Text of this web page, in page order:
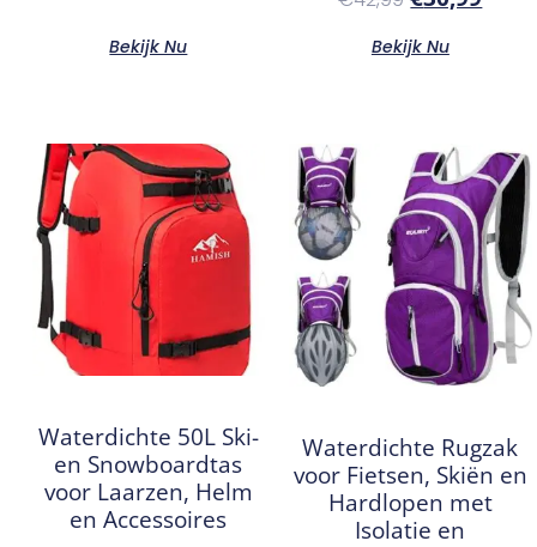
Bekijk Nu Bekijk Nu
Waterdichte 50L Ski-
en Snowboardtas
voor Laarzen, Helm
en Accessoires
Waterdichte Rugzak
voor Fietsen, Skiën en
Hardlopen met
Isolatie en